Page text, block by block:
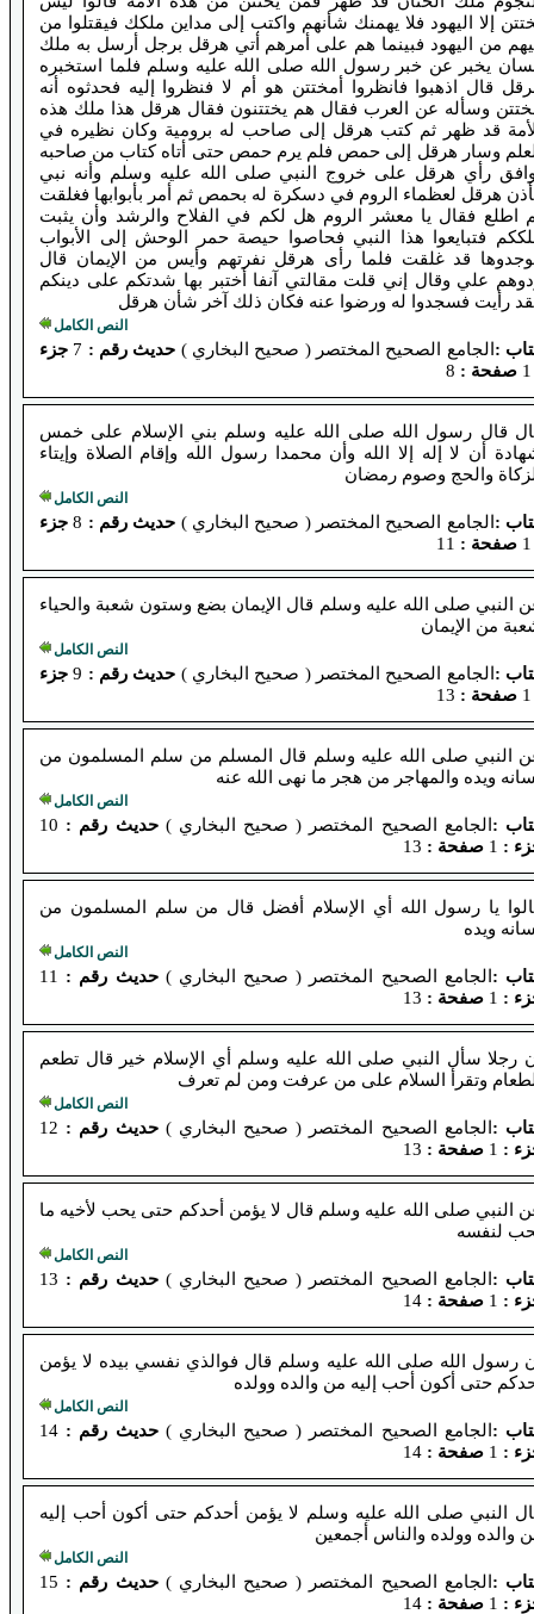
إلا اليهود فلا يهمنك شأنهم واكتب إلى مداين ملكك فيقتلوا من
من اليهود فبينما هم على أمرهم أتي هرقل برجل أرسل به ملك
يخبر عن خبر رسول الله صلى الله عليه وسلم فلما استخبره
قال اذهبوا فانظروا أمختتن هو أم لا فنظروا إليه فحدثوه أنه
وسأله عن العرب فقال هم يختتنون فقال هرقل هذا ملك هذه
قد ظهر ثم كتب هرقل إلى صاحب له برومية وكان نظيره في
وسار هرقل إلى حمص فلم يرم حمص حتى أتاه كتاب من صاحبه
رأي هرقل على خروج النبي صلى الله عليه وسلم وأنه نبي
هرقل لعظماء الروم في دسكرة له بحمص ثم أمر بأبوابها فغلقت
اطلع فقال يا معشر الروم هل لكم في الفلاح والرشد وأن يثبت
فتبايعوا هذا النبي فحاصوا حيصة حمر الوحش إلى الأبواب
قد غلقت فلما رأى هرقل نفرتهم وأيس من الإيمان قال
علي وقال إني قلت مقالتي آنفا أختبر بها شدتكم على دينكم
رأيت فسجدوا له ورضوا عنه فكان ذلك آخر شأن هرقل
النص الكامل
: الجامع الصحيح المختصر ( صحيح البخاري ) حديث رقم : 7 جزء
صفحة : 8
قال رسول الله صلى الله عليه وسلم بني الإسلام على خمس
أن لا إله إلا الله وأن محمدا رسول الله وإقام الصلاة وإيتاء
والحج وصوم رمضان
النص الكامل
: الجامع الصحيح المختصر ( صحيح البخاري ) حديث رقم : 8 جزء
صفحة : 11
النبي صلى الله عليه وسلم قال الإيمان بضع وستون شعبة والحياء
من الإيمان
النص الكامل
: الجامع الصحيح المختصر ( صحيح البخاري ) حديث رقم : 9 جزء
صفحة : 13
النبي صلى الله عليه وسلم قال المسلم من سلم المسلمون من
ويده والمهاجر من هجر ما نهى الله عنه
النص الكامل
: الجامع الصحيح المختصر ( صحيح البخاري )حديث رقم : 10
:
صفحة : 13
يا رسول الله أي الإسلام أفضل قال من سلم المسلمون من
ويده
النص الكامل
: الجامع الصحيح المختصر ( صحيح البخاري )حديث رقم :
11
:
صفحة : 13
رجلا سأل النبي صلى الله عليه وسلم أي الإسلام خير قال تطعم
وتقرأ السلام على من عرفت ومن لم تعرف
النص الكامل
: الجامع الصحيح المختصر ( صحيح البخاري )حديث رقم : 12
:
صفحة : 13
النبي صلى الله عليه وسلم قال لا يؤمن أحدكم حتى يحب لأخيه ما
لنفسه
النص الكامل
: الجامع الصحيح المختصر ( صحيح البخاري )حديث رقم : 13
:
صفحة : 14
رسول الله صلى الله عليه وسلم قال فوالذي نفسي بيده لا يؤمن
حتى أكون أحب إليه من والده وولده
النص الكامل
: الجامع الصحيح المختصر ( صحيح البخاري )حديث رقم : 14
:
صفحة : 14
النبي صلى الله عليه وسلم لا يؤمن أحدكم حتى أكون أحب إليه
والده وولده والناس أجمعين
النص الكامل
: الجامع الصحيح المختصر ( صحيح البخاري )حديث رقم : 15
:
صفحة : 14